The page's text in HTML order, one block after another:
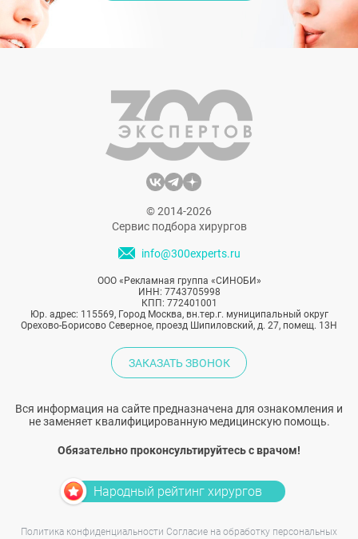
© 2014-2026
Сервис подбора хирургов
info@300experts.ru
ООО «Рекламная группа «СИНОБИ»
ИНН: 7743705998
КПП: 772401001
Юр. адрес: 115569, Город Москва, вн.тер.г. муниципальный округ
Орехово-Борисово Северное, проезд Шипиловский, д. 27, помещ. 13Н
ЗАКАЗАТЬ ЗВОНОК
Вся информация на сайте предназначена для ознакомления и
не заменяет квалифицированную медицинскую помощь.
Обязательно проконсультируйтесь с врачом!
Народный рейтинг хирургов
Политика конфиденциальности Согласие на обработку персональных